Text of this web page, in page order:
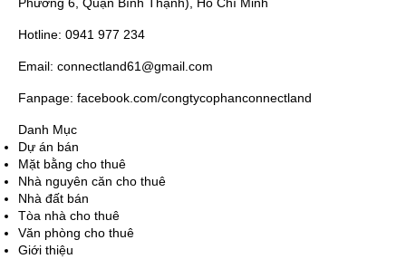
Phường 6, Quận Bình Thạnh), Hồ Chí Minh
Hotline: 0941 977 234
Email: connectland61@gmail.com
Fanpage: facebook.com/congtycophanconnectland
Danh Mục
Dự án bán
Mặt bằng cho thuê
Nhà nguyên căn cho thuê
Nhà đất bán
Tòa nhà cho thuê
Văn phòng cho thuê
Giới thiệu